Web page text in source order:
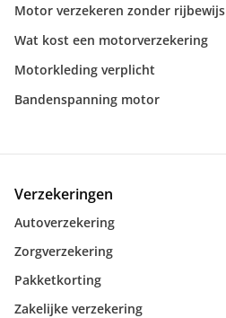
Motor verzekeren zonder rijbewijs
Wat kost een motorverzekering
Motorkleding verplicht
Bandenspanning motor
Verzekeringen
Autoverzekering
Zorgverzekering
Pakketkorting
Zakelijke verzekering